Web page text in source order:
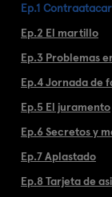
Ep.1 Contraatacar
Ep.2 El martillo
Ep.3 Problemas
Ep.4 Jornada de
Ep.5 El juramento
Ep.6 Secretos y
Ep.7 Aplastado
Ep.8 Tarjeta de